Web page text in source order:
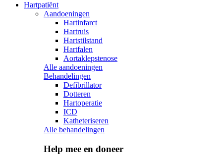
Hartpatiënt
Aandoeningen
Hartinfarct
Hartruis
Hartstilstand
Hartfalen
Aortaklepstenose
Alle aandoeningen
Behandelingen
Defibrillator
Dotteren
Hartoperatie
ICD
Katheteriseren
Alle behandelingen
Help mee en doneer